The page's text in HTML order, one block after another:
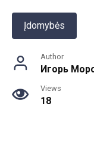
Įdomybės
Author
Игорь
Views
18